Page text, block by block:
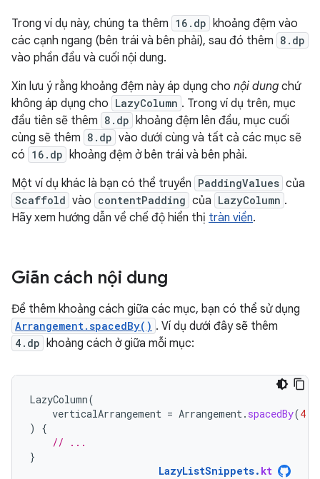
Trong ví dụ này, chúng ta thêm 16.dp khoảng đệm vào
các cạnh ngang (bên trái và bên phải), sau đó thêm 8.dp
vào phần đầu và cuối nội dung.
Xin lưu ý rằng khoảng đệm này áp dụng cho nội dung chứ
không áp dụng cho LazyColumn . Trong ví dụ trên, mục
đầu tiên sẽ thêm 8.dp khoảng đệm lên đầu, mục cuối
cùng sẽ thêm 8.dp vào dưới cùng và tất cả các mục sẽ
có 16.dp khoảng đệm ở bên trái và bên phải.
Một ví dụ khác là bạn có thể truyền PaddingValues của
Scaffold vào contentPadding của LazyColumn .
Hãy xem hướng dẫn về chế độ hiển thị tràn viền.
Giãn cách nội dung
Để thêm khoảng cách giữa các mục, bạn có thể sử dụng
Arrangement.spacedBy() . Ví dụ dưới đây sẽ thêm
4.dp khoảng cách ở giữa mỗi mục:
LazyColumn(
verticalArrangement = Arrangement. spacedBy(4.
)
{
// ...
}
LazyListSnippets. kt